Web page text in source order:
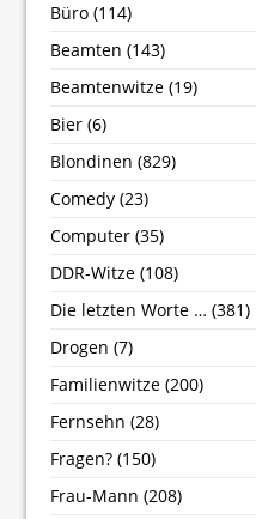
Büro (114)
Beamten (143)
Beamtenwitze (19)
Bier (6)
Blondinen (829)
Comedy (23)
Computer (35)
DDR-Witze (108)
Die letzten Worte … (381)
Drogen (7)
Familienwitze (200)
Fernsehn (28)
Fragen? (150)
Frau-Mann (208)